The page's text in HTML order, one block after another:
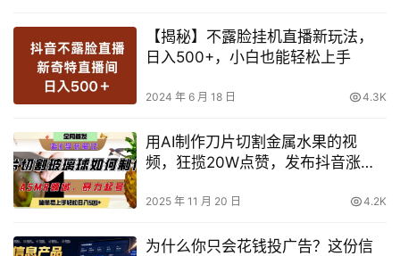
【揭秘】不露脸挂机直播新玩法，
日入500+，小白也能轻松上手
2024 年 6 月 18 日 4.3K
用AI制作刀片切割金属水果的视
频，狂揽20W点赞，发布抖音涨粉
2025 年 11 月 20 日 4.2K
为什么你只会花钱投广告？这份信